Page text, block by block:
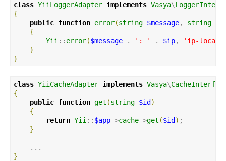
class YiiLoggerAdapter implements Vasya\
{
public function error(string $message, string
{
Yii :: error($message . ' : ' . $ip, ' ip-
}
}
class YiiCacheAdapter implements Vasya\
{
public function get (string $id )
{
return Yii :: $app->cache->get ($id ) ;
}
}